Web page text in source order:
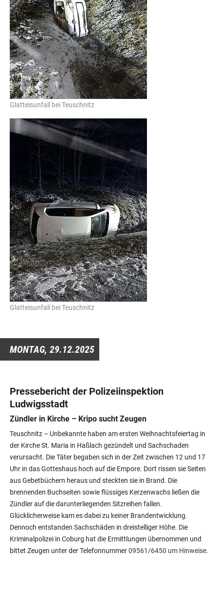
Glatteisunfall bei Teuschnitz
Glatteisunfall bei Teuschnitz
MONTAG, 29.12.2025
Pressebericht der Polizeiinspektion
Ludwigsstadt
Zündler in Kirche – Kripo sucht Zeugen
Teuschnitz – Unbekannte haben am ersten Weihnachtsfeiertag in
der Kirche St. Maria in Haßlach gezündelt und Sachschaden
verursacht. Die Täter begaben sich in der Zeit zwischen 12 und 17
Uhr in das Gotteshaus hoch auf die Empore. Dort rissen sie Seiten
aus Gebetbüchern heraus und steckten sie in Brand. Die
brennenden Buchseiten sowie flüssiges Kerzenwachs ließen die
Zündler auf die darunterliegenden Sitzreihen fallen.
Glücklicherweise kam es dabei zu keiner Brandentwicklung.
Dennoch entstanden Sachschäden in dreistelliger Höhe. Die
Kriminalpolizei in Coburg hat die Ermittlungen übernommen und
bittet Zeugen unter der Telefonnummer09561/6450 um Hinweise.